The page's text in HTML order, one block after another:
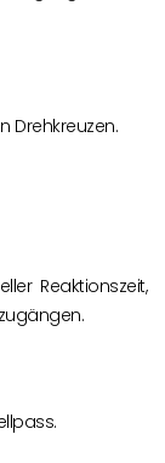
Drehkreuzen.
Reaktionszeit,